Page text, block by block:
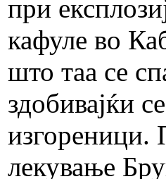
при
кафуле во
што таа се
здобивајќи
изгореници.
лекување